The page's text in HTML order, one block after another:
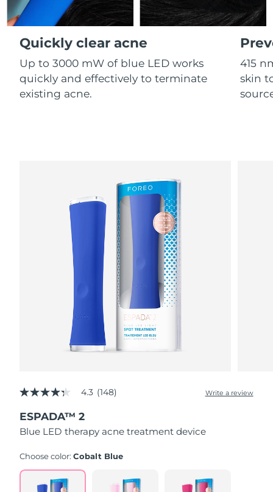
Quickly clear acne
Up to 3000 mW of blue LED works
quickly and effectively to terminate
existing acne.
415
skin
4.3
of
5
stars,
rating
Read
4.3 (148) Write a review
ESPADA™ 2
Blue LED therapy acne treatment device
Choose color:Cobalt Blue
All toning treatments
IPL hair removal
Travel-friendly IPL hair removal
Massaging body brush
Firming body serum
ESPADA™ 2 plus
Recurring acne LED therapy
ESPADA™ 2
Acne treatment device
ESPADA™ 设备
All acne treatment devices
BEAR™ 2 eyes & lips
Microcurrent line smoothing device
IRIS™ 2
Rejuvenating eye massager
眼部护理设备
All revitalizing eye massagers
毛孔护理
KIWI™ derma
Diamond microdermabrasion .
KIWI™ 皮肤护理
Advanced pore care essentials
LUNA™ 4 hair
2-in-1 LED scalp massager
LUNA™ Dual-Peptide Scalp
Serum
For healthy hair
NEW
issa™ Teeth Whitening Gel
18% PAP
男士
关于我们
希腊 预计送达日期8/12/26
中国香港特别行政区 8/13/26
匈牙利 预计送达日期 8/12/26
预计送达日期
预计送达日期
预计送达日期
预计送达日期
拉脱维亚 预计送达日期 8/12/26
黎巴嫩
立陶宛
卢森堡 预计送达日期